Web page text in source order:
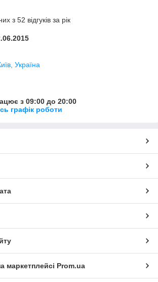
з 52 відгуків за рік
Україна
з 09:00 до 20:00
графік роботи
маркетплейсі Prom.ua